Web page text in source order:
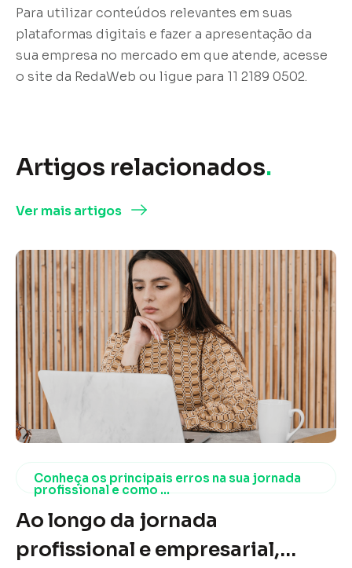
Para utilizar conteúdos relevantes em suas
plataformas digitais e fazer a apresentação da
sua empresa no mercado em que atende, acesse
o site da RedaWeb ou ligue para 11 2189 0502.
Artigos relacionados.
Ver mais artigos
Conheça os principais erros na sua jornada
profissional e como ...
Ao longo da jornada
profissional e empresarial,